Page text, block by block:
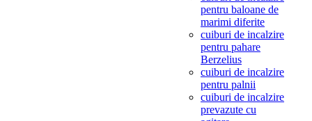
pentru baloane de
marimi diferite
cuiburi de incalzire
pentru pahare
Berzelius
cuiburi de incalzire
pentru palnii
cuiburi de incalzire
prevazute cu